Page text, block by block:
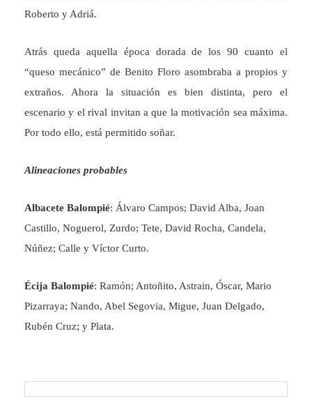
Roberto y Adriá.
Atrás queda aquella época dorada de los 90 cuanto el
“queso mecánico” de Benito Floro asombraba a propios y
extraños. Ahora la situación es bien distinta, pero el
escenario y el rival invitan a que la motivación sea máxima.
Por todo ello, está permitido soñar.
Alineaciones probables
Albacete Balompié: Álvaro Campos; David Alba, Joan
Castillo, Noguerol, Zurdo; Tete, David Rocha, Candela,
Núñez; Calle y Víctor Curto.
Écija Balompié: Ramón; Antoñito, Astrain, Óscar, Mario
Pizarraya; Nando, Abel Segovia, Migue, Juan Delgado,
Rubén Cruz; y Plata.